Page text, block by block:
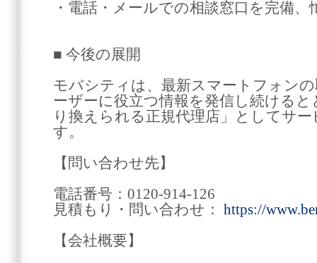
・電話・メールでの相談窓口を完備
■ 今後の展開
モバシティは、最新スマートフォン
ーザーに役立つ情報を発信し続ける
り換えられる正規代理店」としてサ
す。
【問い合わせ先】
電話番号：0120-914-126
見積もり・問い合わせ： https://
【会社概要】